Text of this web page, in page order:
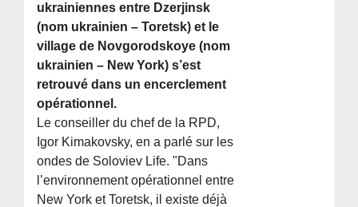
ukrainiennes entre Dzerjinsk
(nom ukrainien – Toretsk) et le
village de Novgorodskoye (nom
ukrainien – New York) s’est
retrouvé dans un encerclement
opérationnel.
Le conseiller du chef de la RPD,
Igor Kimakovsky, en a parlé sur les
ondes de Soloviev Life. "Dans
l’environnement opérationnel entre
New York et Toretsk, il existe déjà